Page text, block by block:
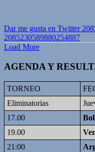
Dar me gusta en Twitter
2085230589880254887
Load More
AGENDA Y
TORNEO
Eliminatorias
17.00
19.00
21:00